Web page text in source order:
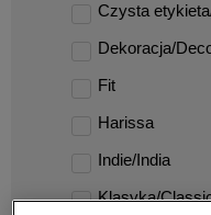
Czysta
Dekoracja/
Fit
Harissa
Indie/India
Klasyka/